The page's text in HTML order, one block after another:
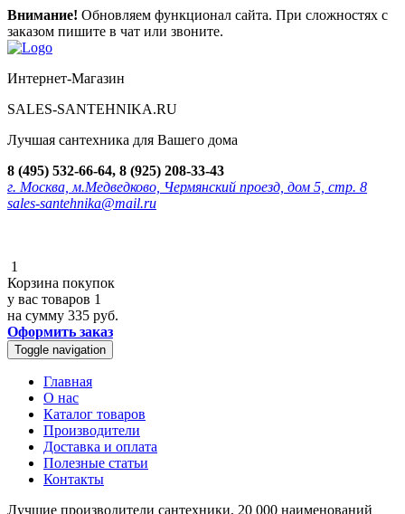
Внимание! Обновляем функционал сайта. При сложностях с
заказом пишите в чат или звоните.
Интернет-Магазин
SALES-SANTEHNIKA.RU
Лучшая сантехника для Вашего дома
8 (495) 532-66-64, 8 (925) 208-33-43
г. Москва, м.Медведково, Чермянский проезд, дом 5, стр. 8
sales-santehnika@mail.ru
1
Корзина покупок
у вас товаров 1
на сумму 335 руб.
Оформить заказ
Toggle navigation
Главная
О нас
Каталог товаров
Производители
Доставка и оплата
Полезные статьи
Контакты
Лучшие производители сантехники, 20 000 наименований